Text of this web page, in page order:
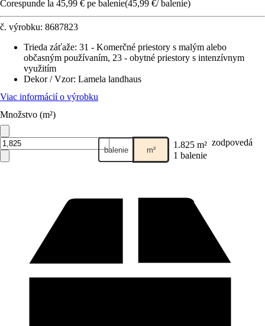
Corespunde la 45,99 € pe balenie(45,99 €/ balenie)
č. výrobku: 8687823
Trieda záťaže: 31 - Komerčné priestory s malým alebo
občasným používaním, 23 - obytné priestory s intenzívnym
využitím
Dekor / Vzor: Lamela landhaus
Viac informácií o výrobku
Množstvo (m²)
balenie m² 1.825 m² zodpovedá
1 balenie